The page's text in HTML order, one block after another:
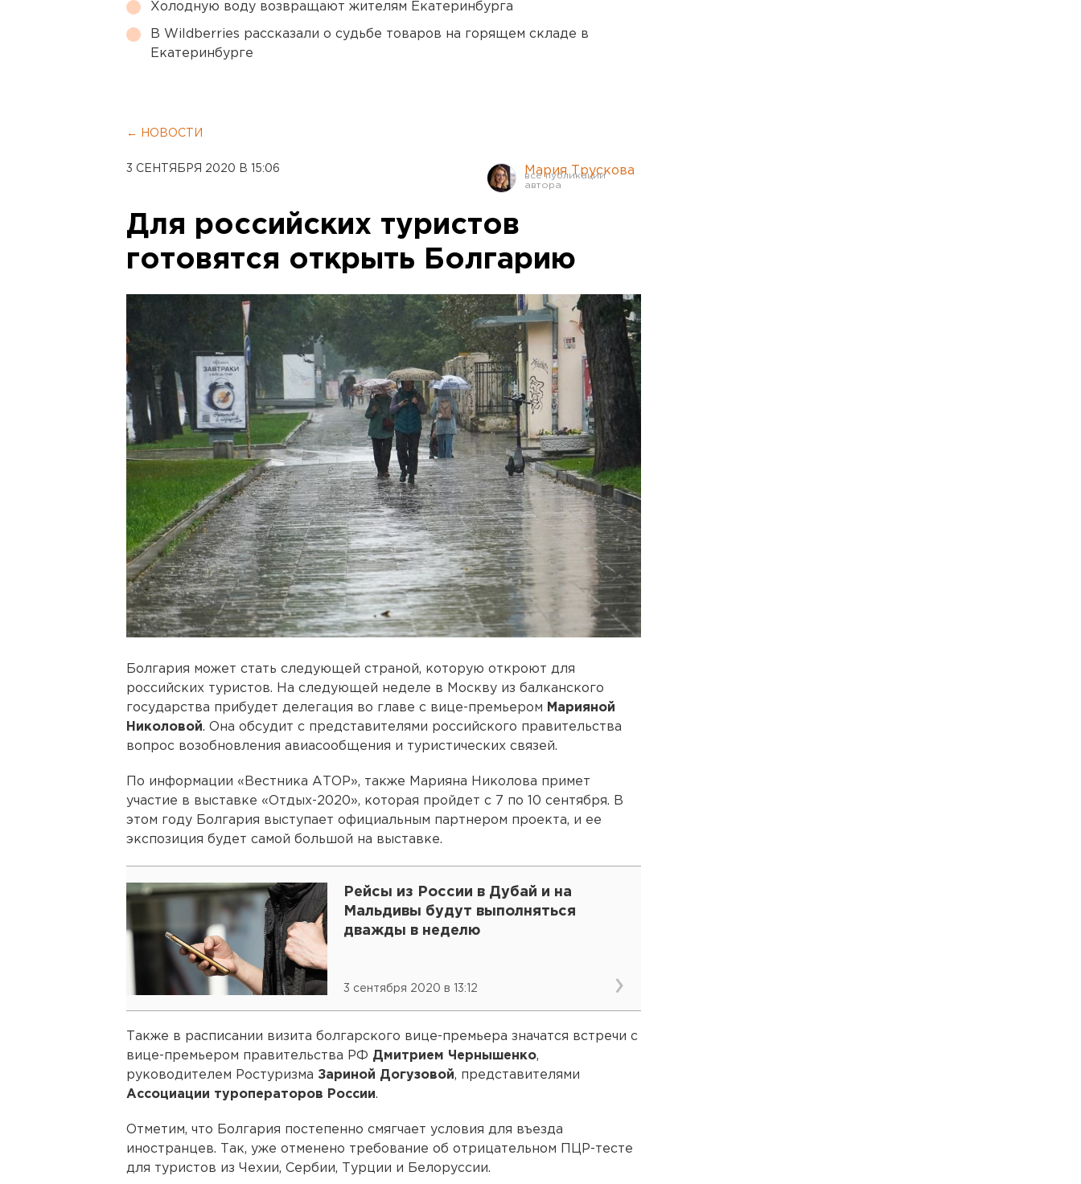
Холодную воду возвращают жителям Екатеринбурга
В Wildberries рассказали о судьбе товаров на горящем складе в
Екатеринбурге
← НОВОСТИ
3 СЕНТЯБРЯ 2020 В 15:06 Мария Трускова
Для российских туристов
готовятся открыть Болгарию
Болгария может стать следующей страной, которую откроют для
российских туристов. На следующей неделе в Москву из балканского
государства прибудет делегация во главе с вице-премьером Марияной
Николовой. Она обсудит с представителями российского правительства
вопрос возобновления авиасообщения и туристических связей.
По информации «Вестника АТОР», также Марияна Николова примет
участие в выставке «Отдых-2020», которая пройдет с 7 по 10 сентября. В
этом году Болгария выступает официальным партнером проекта, и ее
экспозиция будет самой большой на выставке.
Рейсы из России в Дубай и на
Мальдивы будут выполняться
дважды в неделю
3 сентября 2020 в 13:12
Также в расписании визита болгарского вице-премьера значатся встречи с
вице-премьером правительства РФ Дмитрием Чернышенко,
руководителем Ростуризма Зариной Догузовой, представителями
Ассоциации туроператоров России.
Отметим, что Болгария постепенно смягчает условия для въезда
иностранцев. Так, уже отменено требование об отрицательном ПЦР-тесте
для туристов из Чехии, Сербии, Турции и Белоруссии.